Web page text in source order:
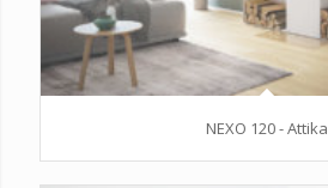
NEXO 120 - Attika